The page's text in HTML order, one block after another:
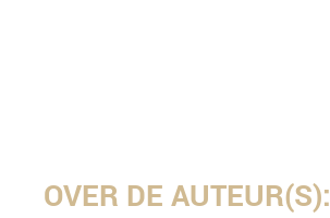
OVER DE AUTEUR(S):